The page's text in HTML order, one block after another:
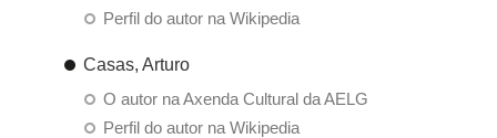
Perfil do autor na Wikipedia
Casas, Arturo
O autor na Axenda Cultural da AELG
Perfil do autor na Wikipedia